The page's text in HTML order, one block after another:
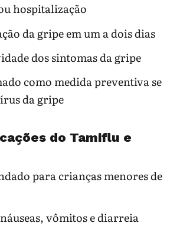
hospitalização
da gripe em um a dois dias
dos sintomas da gripe
como medida preventiva se
da gripe
do Tamiflu e
para crianças menores de
vômitos e diarreia